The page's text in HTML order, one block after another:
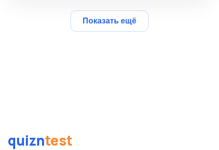
Показать ещё
quizntest